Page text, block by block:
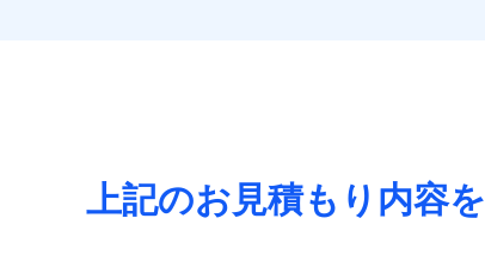
上記のお見積もり内容